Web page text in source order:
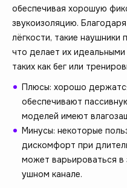
обеспечивая хорошую
звукоизоляцию.
лёгкости, такие
что делает их
таких как бег или
Плюсы: хорошо
обеспечивают
моделей имеют
Минусы: некоторые
дискомфорт при
может варьироваться в
ушном канале.